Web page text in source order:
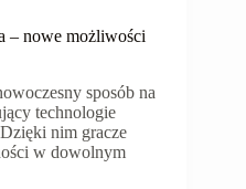
– nowe możliwości
sposób na
technologie
nim gracze
w dowolnym